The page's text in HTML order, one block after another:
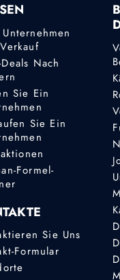
Nach
Sie Ein
Sie Ein
Formel-
Sie Uns
Formular